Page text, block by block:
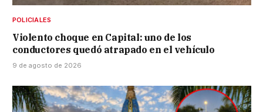
POLICIALES
Violento choque en Capital: uno de los
conductores quedó atrapado en el vehículo
9 de agosto de 2026